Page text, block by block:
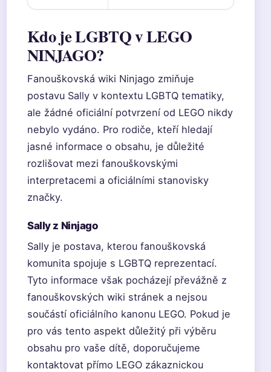
Kdo je LGBTQ v LEGO
NINJAGO?
Fanouškovská wiki Ninjago zmiňuje
postavu Sally v kontextu LGBTQ tematiky,
ale žádné oficiální potvrzení od LEGO nikdy
nebylo vydáno. Pro rodiče, kteří hledají
jasné informace o obsahu, je důležité
rozlišovat mezi fanouškovskými
interpretacemi a oficiálními stanovisky
značky.
Sally z Ninjago
Sally je postava, kterou fanouškovská
komunita spojuje s LGBTQ reprezentací.
Tyto informace však pocházejí převážně z
fanouškovských wiki stránek a nejsou
součástí oficiálního kanonu LEGO. Pokud je
pro vás tento aspekt důležitý při výběru
obsahu pro vaše dítě, doporučujeme
kontaktovat přímo LEGO zákaznickou